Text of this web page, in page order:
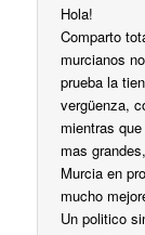
Hola!
Comparto
murcianos
prueba la
vergüenza,
mientras
mas
Murcia en
mucho
Un politico